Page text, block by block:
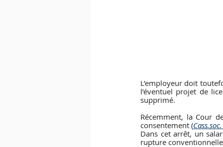
L’employeur doit
l’éventuel projet de
supprimé.
Récemment, la Cour
consentement (
Dans cet arrêt, un
rupture